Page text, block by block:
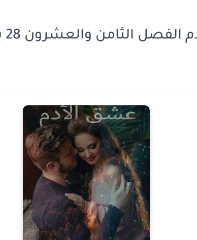
الثامن والعشرون 28 بقلم ماري حليم